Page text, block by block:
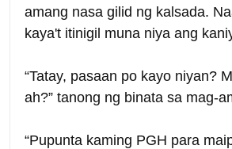
amang nasa gilid ng kalsada.
kaya't itinigil muna niya ang
“Tatay, pasaan po kayo niyan?
ah?” tanong ng binata sa mag-
“Pupunta kaming PGH para